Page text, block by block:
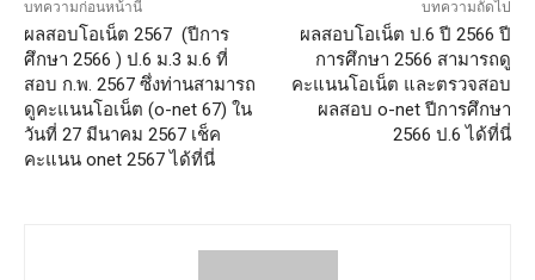
บทความก่อนหน้านี้
ผลสอบโอเน็ต 2567 (ปีการ
ศึกษา 2566 ) ป.6 ม.3 ม.6 ที่
สอบ ก.พ. 2567 ซึ่งท่านสามารถ
ดูคะแนนโอเน็ต (o-net 67) ใน
วันที่ 27 มีนาคม 2567 เช็ค
คะแนน onet 2567 ได้ที่นี่
บทความถัดไป
ผลสอบโอเน็ต ป.6 ปี 2566 ปี
การศึกษา 2566 สามารถดู
คะแนนโอเน็ต และตรวจสอบ
ผลสอบ o-net ปีการศึกษา
2566 ป.6 ได้ที่นี่